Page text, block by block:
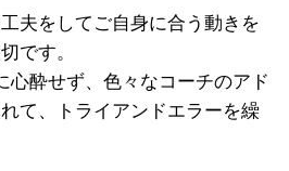
夫をしてご自身に合う動きを
です。
心酔せず、色々なコーチのアド
て、トライアンドエラーを繰